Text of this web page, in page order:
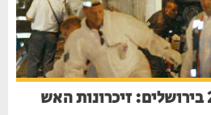
23 שנים לטבח בקו 2 בירושלים: זיכרונות האש